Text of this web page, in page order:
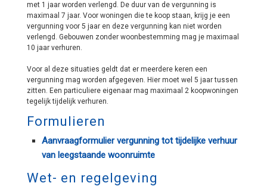
met 1 jaar worden verlengd. De duur van de vergunning is
maximaal 7 jaar. Voor woningen die te koop staan, krijg je een
vergunning voor 5 jaar en deze vergunning kan niet worden
verlengd. Gebouwen zonder woonbestemming mag je maximaal
10 jaar verhuren.
Voor al deze situaties geldt dat er meerdere keren een
vergunning mag worden afgegeven. Hier moet wel 5 jaar tussen
zitten. Een particuliere eigenaar mag maximaal 2 koopwoningen
tegelijk tijdelijk verhuren.
Formulieren
Aanvraagformulier vergunning tot tijdelijke verhuur
van leegstaande woonruimte
Wet- en regelgeving